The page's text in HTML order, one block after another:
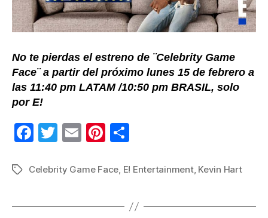
No te pierdas el estreno de ¨Celebrity Game
Face¨ a partir del próximo lunes 15 de febrero a
las 11:40 pm LATAM /10:50 pm BRASIL, solo
por E!
F
c
b
T
tt
E
ail
Pi
er
st
m
ar
Etiquetas
Celebrity Game Face, E! Entertainment, Kevin Hart